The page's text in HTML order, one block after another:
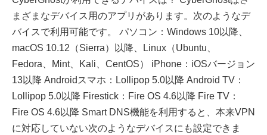
まざまなデバイス用のアプリがあります。次のようなデ
バイスで利用可能です。 パソコン：Windows 10以降、
macOS 10.12（Sierra）以降、Linux（Ubuntu、
Fedora、Mint、Kali、CentOS） iPhone：iOSバージョン
13以降 Androidスマホ：Lollipop 5.0以降 Android TV：
Lollipop 5.0以降 Firestick：Fire OS 4.6以降 Fire TV：
Fire OS 4.6以降 Smart DNS機能を利用すると、本来VPN
に対応していない次のようなデバイスにも設定できま